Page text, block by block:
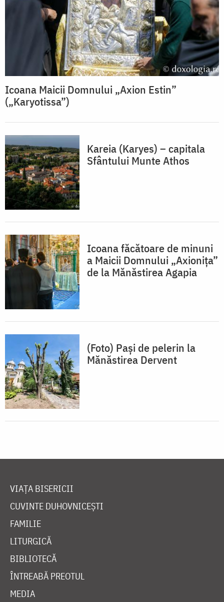
Icoana Maicii Domnului „Axion Estin”
(„Karyotissa”)
Kareia (Karyes) – capitala
Sfântului Munte Athos
Icoana făcătoare de minuni
a Maicii Domnului „Axionița”
de la Mănăstirea Agapia
(Foto) Pași de pelerin la
Mănăstirea Dervent
VIAȚA BISERICII
CUVINTE DUHOVNICEȘTI
FAMILIE
LITURGICĂ
BIBLIOTECĂ
ÎNTREABĂ PREOTUL
MEDIA